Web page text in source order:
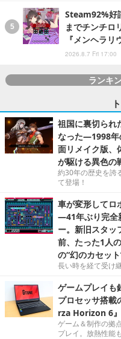
Steam92%好
までチンチロ
『メンヘラ
2026.8.7 Fri 17:00
ランキ
祖国に裏切られ
なった―1998年
面リメイク版、
が駆ける異色の
約30年の歴史を誇
て登場！
車が変形してロ
―41年ぶり完全
ー。新旧スタッ
前、たった1人
の“幻のカセッ
長い時を経て受け
ゲームプレイ
プロセッサ搭載
rza Horizon 6
ゲーム＆制作の拠
プレイ。放熱性能